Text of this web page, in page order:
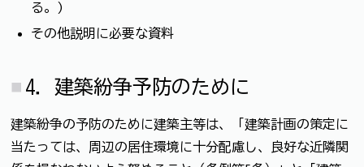
る。)
その他説明に必要な資料
4．建築紛争予防のために
建築紛争の予防のために建築主等は、「建築計画の策定に
当たっては、周辺の居住環境に十分配慮し、良好な近隣関